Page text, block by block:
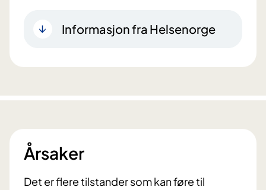
Informasjon fra Helsenorge
Årsaker
Det er flere tilstander som kan føre til